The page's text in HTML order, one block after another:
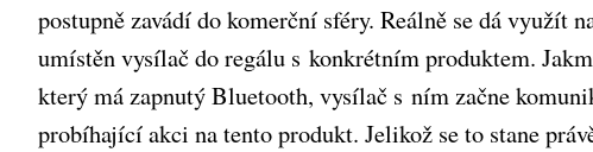
postupně zavádí do komerční sféry. Reálně se dá využít
umístěn vysílač do regálu s konkrétním produktem.
který má zapnutý Bluetooth, vysílač s ním začne
probíhající akci na tento produkt. Jelikož se to stane